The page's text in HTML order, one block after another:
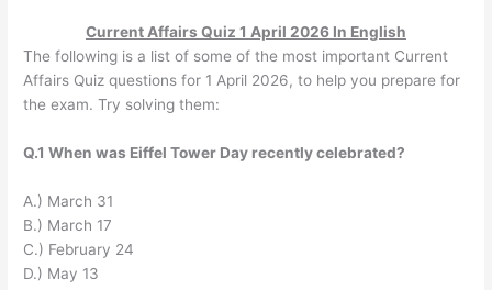
Current Affairs Quiz 1 April 2026 In English
The following is a list of some of the most important Current
Affairs Quiz questions for 1 April 2026, to help you prepare for
the exam. Try solving them:
Q.1 When was Eiffel Tower Day recently celebrated?
A.) March 31
B.) March 17
C.) February 24
D.) May 13